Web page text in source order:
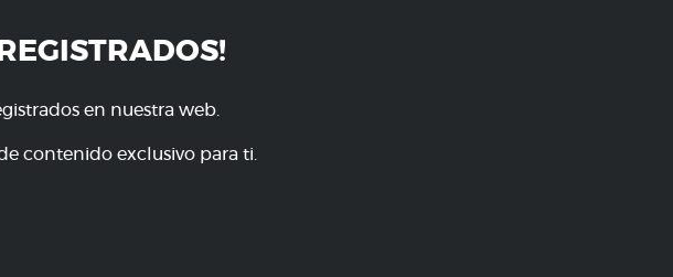
en nuestra web.
contenido exclusivo para ti.